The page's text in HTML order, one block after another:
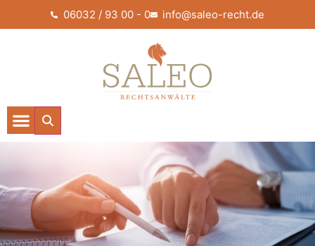
06032 / 93 00 - 0 info@saleo-recht.de